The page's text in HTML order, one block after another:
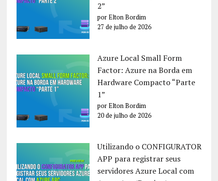
2”
por Elton Bordim
27 de julho de 2026
Azure Local Small Form
Factor: Azure na Borda em
Hardware Compacto “Parte
1”
por Elton Bordim
20 de julho de 2026
Utilizando o CONFIGURATOR
APP para registrar seus
servidores Azure Local com